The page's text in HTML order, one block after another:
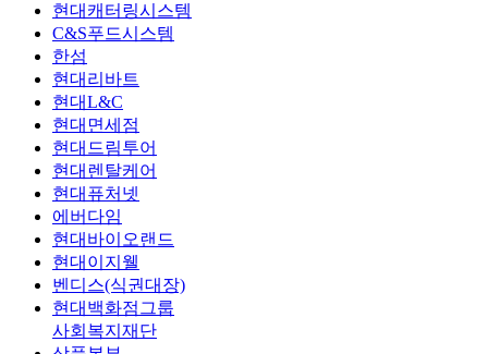
현대캐터링시스템
C&S푸드시스템
한섬
현대리바트
현대L&C
현대면세점
현대드림투어
현대렌탈케어
현대퓨처넷
에버다임
현대바이오랜드
현대이지웰
벤디스(식권대장)
현대백화점그룹
사회복지재단